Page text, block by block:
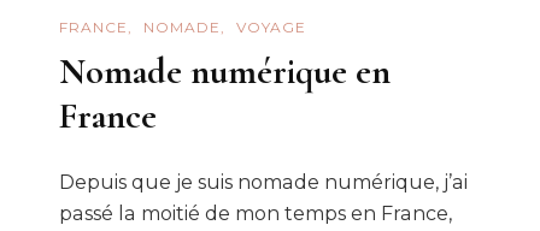
FRANCE NOMADE VOYAGE
Nomade numérique en
France
Depuis que je suis nomade numérique, j’ai
passé la moitié de mon temps en France,